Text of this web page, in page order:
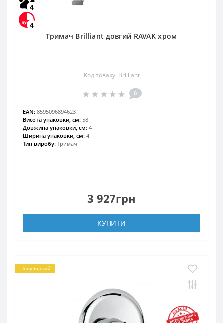
4
4
Тримач Brilliant довгий RAVAK хром
Код товару: Brilliant
0
EAN: 8595096894623
Висота упаковки, см: 58
Довжина упаковки, см: 4
Ширина упаковки, см: 4
Тип виробу: Тримач
3 927грн
КУПИТИ
Популярний